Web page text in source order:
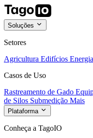
Soluções
Setores
Agricultura Edifícios Energia
Casos de Uso
Rastreamento de Gado
de Silos Submedição Mais
Plataforma
Conheça a TagoIO